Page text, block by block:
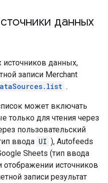
данных
источников данных,
записи Merchant
.
может включать
только для чтения через
пользовательский
ввода UI ), Autofeeds
Sheets (тип ввода
отображении источников
записи результат